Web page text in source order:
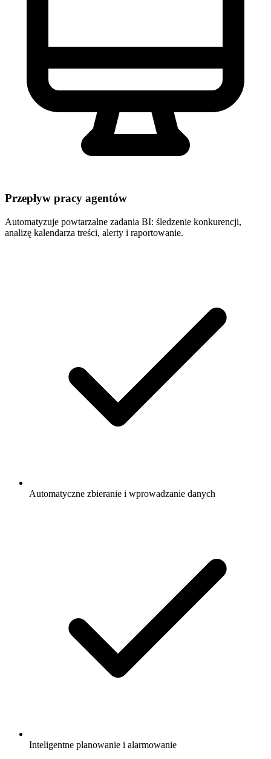
Przepływ pracy agentów
Automatyzuje powtarzalne zadania BI: śledzenie konkurencji,
analizę kalendarza treści, alerty i raportowanie.
Automatyczne zbieranie i wprowadzanie danych
Inteligentne planowanie i alarmowanie